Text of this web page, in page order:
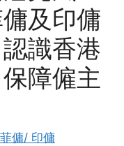
及印傭
識香港
障僱主
傭/ 印傭